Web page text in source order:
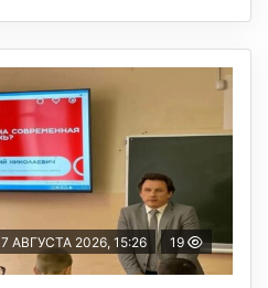
7 АВГУСТА 2026, 15:26 19